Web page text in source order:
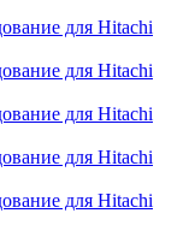
для Hitachi
для Hitachi
для Hitachi
для Hitachi
для Hitachi